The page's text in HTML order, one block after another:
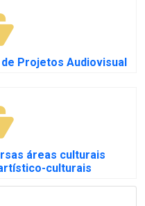
de Projetos Audiovisual
áreas culturais
culturais